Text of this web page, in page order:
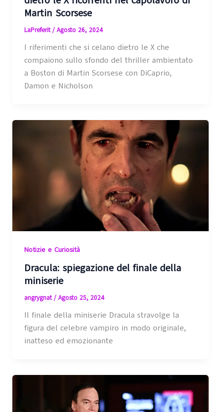
Martin Scorsese
LaPreferit/ Agosto 26, 2024
I riferimenti che si celano dietro le X che
compaiono sullo sfondo del thriller ambientato
a Boston di Martin Scorsese con DiCaprio,
Damon e Nicholson
Notizie e Curiosità
Dracula: spiegazione del finale della
miniserie
angrygnat/ Agosto 25, 2024
Il finale della miniserie Dracula stravolge la
figura del celebre vampiro in modo originale,
inatteso ed emozionante